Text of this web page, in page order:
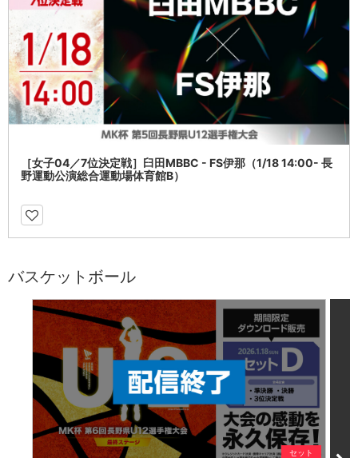
［女子04／7位決定戦］臼田MBBC - FS伊那（1/18 14:00- 長
野運動公演総合運動場体育館B）
バスケットボール
セット